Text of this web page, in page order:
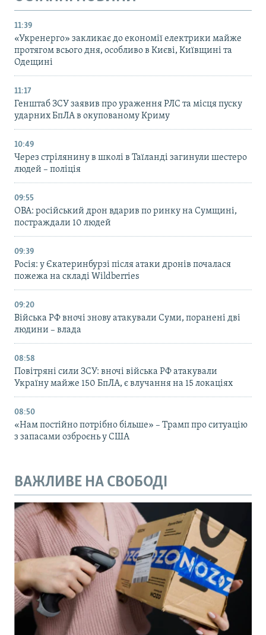
11:39
«Укренерго» закликає до економії електрики майже
протягом всього дня, особливо в Києві, Київщині та
Одещині
11:17
Генштаб ЗСУ заявив про ураження РЛС та місця пуску
ударних БпЛА в окупованому Криму
10:49
Через стрілянину в школі в Таїланді загинули шестеро
людей – поліція
09:55
ОВА: російський дрон вдарив по ринку на Сумщині,
постраждали 10 людей
09:39
Росія: у Єкатеринбурзі після атаки дронів почалася
пожежа на складі Wildberries
09:20
Війська РФ вночі знову атакували Суми, поранені дві
людини – влада
08:58
Повітряні сили ЗСУ: вночі війська РФ атакували
Україну майже 150 БпЛА, є влучання на 15 локаціях
08:50
«Нам постійно потрібно більше» – Трамп про ситуацію
з запасами озброєнь у США
ВАЖЛИВЕ НА СВОБОДІ